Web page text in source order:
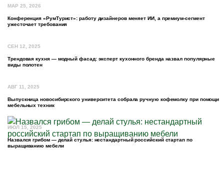
МАР 25, 2026
Конференция «РумТурист»: работу дизайнеров меняет ИИ, а премиум-сегмент
ужесточает требования
СЕН 12, 2025
Трендовая кухня — модный фасад: эксперт кухонного бренда назвал популярные
виды полотен
АВГ 11, 2025
Выпускница новосибирского университета собрала ручную кофемолку при помощи
мебельных техник
ИЮЛ 15, 2025
Назвался грибом — делай стулья: нестандартный российский стартап по
выращиванию мебели